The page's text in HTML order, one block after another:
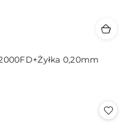
0,20mm